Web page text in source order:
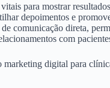
para mostrar
depoimentos e
comunicação direta,
com
marketing digital para